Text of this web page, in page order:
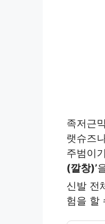
족저근
랫슈즈
주범이
(깔창)’
신발 전
험을 할